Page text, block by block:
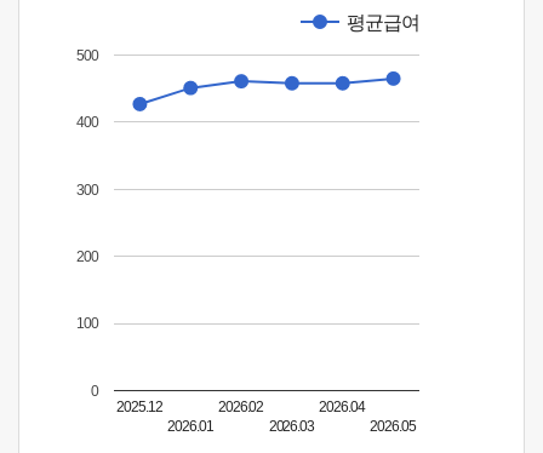
평균급여
2025.12
2026.01
2026.02
2026.03
2026.04
2026.05
0
100
200
300
400
500